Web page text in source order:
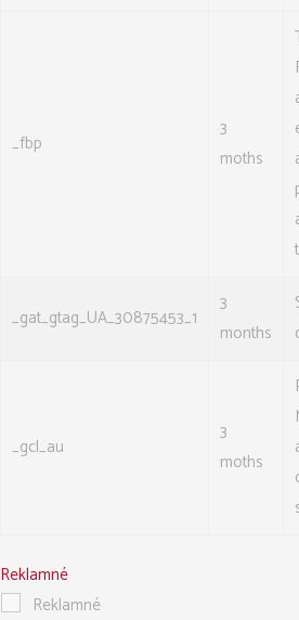
_fbp
3
moths
_gat_gtag_UA_30875453_1
3
months
_gcl_au
3
moths
Reklamné
Reklamné